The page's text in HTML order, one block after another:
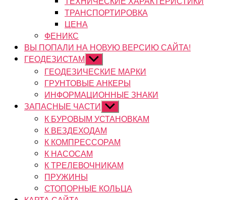
ТРАНСПОРТИРОВКА
ЦЕНА
ФЕНИКС
ВЫ ПОПАЛИ НА НОВУЮ ВЕРСИЮ САЙТА!
ГЕОДЕЗИСТАМ Показывать
подменю
ГЕОДЕЗИЧЕСКИЕ МАРКИ
ГРУНТОВЫЕ АНКЕРЫ
ИНФОРМАЦИОННЫЕ ЗНАКИ
ЗАПАСНЫЕ ЧАСТИ Показывать
подменю
К БУРОВЫМ УСТАНОВКАМ
К ВЕЗДЕХОДАМ
К КОМПРЕССОРАМ
К НАСОСАМ
К ТРЕЛЕВОЧНИКАМ
ПРУЖИНЫ
СТОПОРНЫЕ КОЛЬЦА